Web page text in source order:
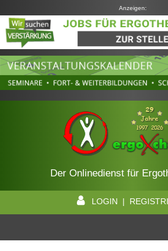
Anzeigen:
Der Onlinedienst für
LOGIN |